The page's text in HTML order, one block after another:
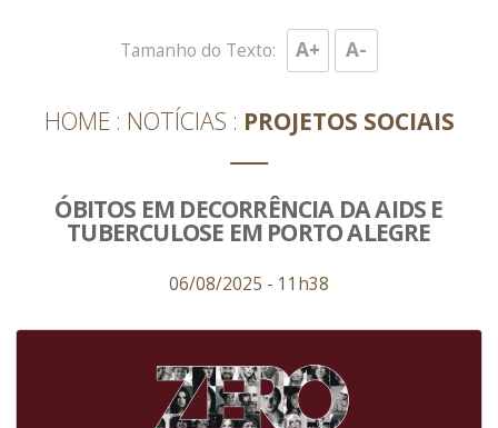
HOME NOTÍCIAS PROJETOS SOCIAIS
Tamanho do Texto: A+ A-
ÓBITOS EM DECORRÊNCIA DA AIDS E
TUBERCULOSE EM PORTO ALEGRE
06/08/2025 - 11h38